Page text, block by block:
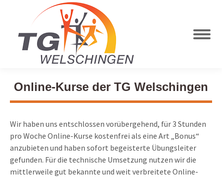
Online-Kurse der TG Welschingen
Wir haben uns entschlossen vorübergehend, für 3 Stunden
pro Woche Online-Kurse kostenfrei als eine Art „Bonus“
anzubieten und haben sofort begeisterte Übungsleiter
gefunden. Für die technische Umsetzung nutzen wir die
mittlerweile gut bekannte und weit verbreitete Online-